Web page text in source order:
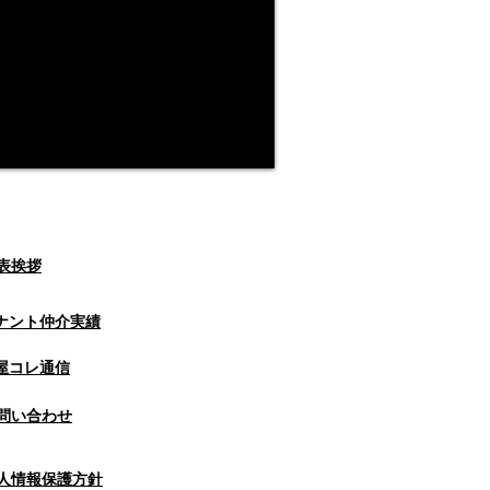
挨拶
ント仲介実績
コレ通信
い合わせ
情報保護方針